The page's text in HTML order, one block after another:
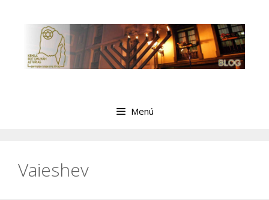
contenido
Menú
Vaieshev